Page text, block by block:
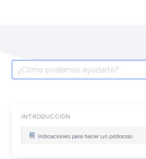
INTRODUCCIÓN
Indicaciones para hacer un protocolo